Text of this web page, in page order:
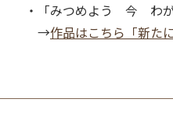
・「みつめよう 今 わが
→作品はこちら「新た